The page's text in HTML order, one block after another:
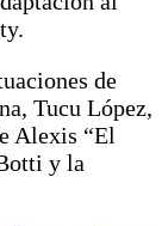
de
Tucu López,
Alexis “El
y la